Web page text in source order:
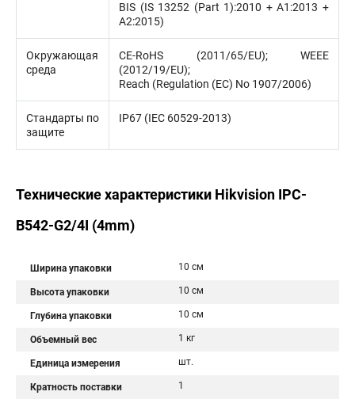
BIS (IS 13252 (Part 1):2010 + A1:2013 +
A2:2015)
Окружающая
среда
CE-RoHS (2011/65/EU); WEEE
(2012/19/EU);
Reach (Regulation (EC) No 1907/2006)
Стандарты по
защите
IP67 (IEC 60529-2013)
Технические характеристики Hikvision IPC-
B542-G2/4I (4mm)
Ширина упаковки 10 см
Высота упаковки 10 см
Глубина упаковки 10 см
Объемный вес 1 кг
Единица измерения шт.
Кратность поставки 1